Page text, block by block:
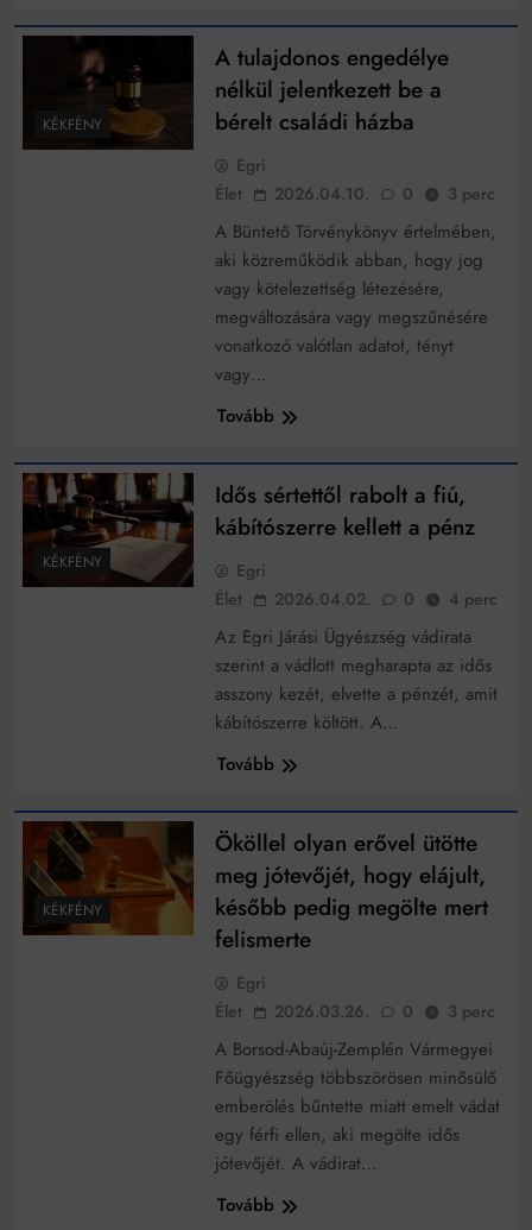
KÉKFÉNY
A tulajdonos engedélye
nélkül jelentkezett be a
bérelt családi házba
Egri
Élet
2026.04.10. 0 3 perc
A Büntető Törvénykönyv értelmében,
aki közreműködik abban, hogy jog
vagy kötelezettség létezésére,
megváltozására vagy megszűnésére
vonatkozó valótlan adatot, tényt
vagy…
Tovább
KÉKFÉNY
Idős sértettől rabolt a fiú,
kábítószerre kellett a pénz
Egri
Élet
2026.04.02. 0 4 perc
Az Egri Járási Ügyészség vádirata
szerint a vádlott megharapta az idős
asszony kezét, elvette a pénzét, amit
kábítószerre költött. A…
Tovább
KÉKFÉNY
Ököllel olyan erővel ütötte
meg jótevőjét, hogy elájult,
később pedig megölte mert
felismerte
Egri
Élet
2026.03.26. 0 3 perc
A Borsod-Abaúj-Zemplén Vármegyei
Főügyészség többszörösen minősülő
emberölés bűntette miatt emelt vádat
egy férfi ellen, aki megölte idős
jótevőjét. A vádirat…
Tovább